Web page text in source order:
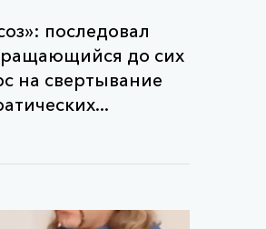
последовал
до сих
на свертывание